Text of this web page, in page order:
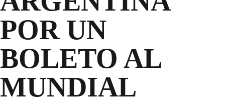
POR UN
BOLETO AL
MUNDIAL